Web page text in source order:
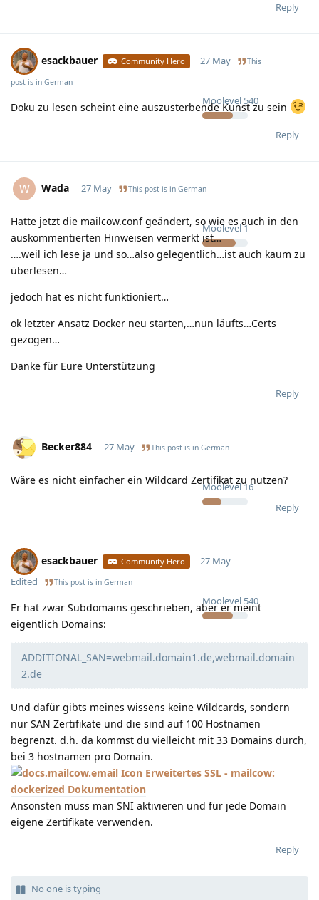
Reply
esackbauer Community Hero
Moolevel 540
27 May This
post is in German
Doku zu lesen scheint eine auszusterbende Kunst zu sein
Reply
W Wada
Moolevel1
27 May This post is in German
Hatte jetzt die mailcow.conf geändert, so wie es auch in den
auskommentierten Hinweisen vermerkt ist…
….weil ich lese ja und so…also gelegentlich…ist auch kaum zu
überlesen…
jedoch hat es nicht funktioniert…
ok letzter Ansatz Docker neu starten,…nun läufts…Certs
gezogen…
Danke für Eure Unterstützung
Reply
Becker884
Moolevel16
27 May This post is in German
Wäre es nicht einfacher ein Wildcard Zertifikat zu nutzen?
Reply
esackbauer Community Hero
Moolevel 540
27 May
Edited
This post is in German
Er hat zwar Subdomains geschrieben, aber er meint
eigentlich Domains:
ADDITIONAL_SAN=webmail.domain1.de,webmail.domain
2.de
Und dafür gibts meines wissens keine Wildcards, sondern
nur SAN Zertifikate und die sind auf 100 Hostnamen
begrenzt. d.h. da kommst du vielleicht mit 33 Domains durch,
bei 3 hostnamen pro Domain.
Erweitertes SSL - mailcow:
dockerized Dokumentation
Ansonsten muss man SNI aktivieren und für jede Domain
eigene Zertifikate verwenden.
Reply
No one is typing